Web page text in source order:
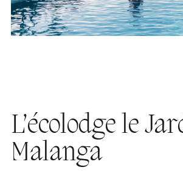
L’écolodge le
Malanga